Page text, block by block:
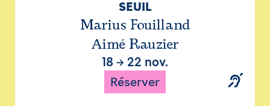
SEUIL
Marius Fouilland
Aimé Rauzier
18 → 22 nov.
Réserver